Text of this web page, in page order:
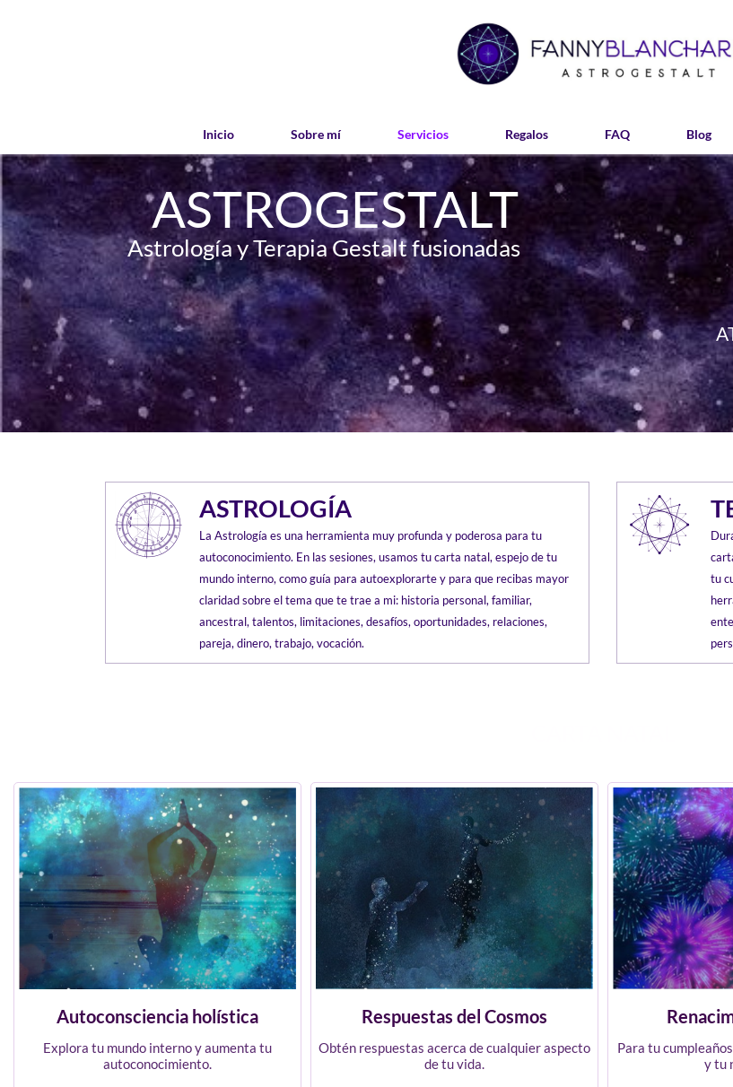
Inicio Sobre mí Servicios Regalos FAQ Blog
ASTROGESTALT
Astrología y Terapia Gestalt fusionadas
ASTROLOGÍA
La Astrología es una herramienta muy profunda y poderosa para tu
autoconocimiento. En las sesiones, usamos tu carta natal, espejo de tu
mundo interno, como guía para autoexplorarte y para que recibas mayor
claridad sobre el tema que te trae a mi: historia personal, familiar,
ancestral, talentos, limitaciones, desafíos, oportunidades, relaciones,
pareja, dinero, trabajo, vocación.
tu
Autoconsciencia holística
Explora tu mundo interno y aumenta tu
autoconocimiento.
Respuestas del Cosmos
Obtén respuestas acerca de cualquier aspecto
de tu vida.
Para tu
y tu